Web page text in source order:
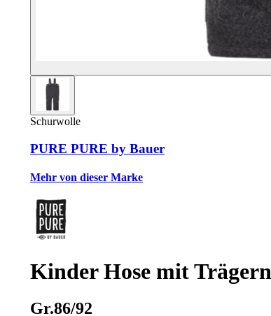
Schurwolle
PURE PURE by Bauer
Mehr von dieser Marke
Kinder Hose mit
Gr.86/92